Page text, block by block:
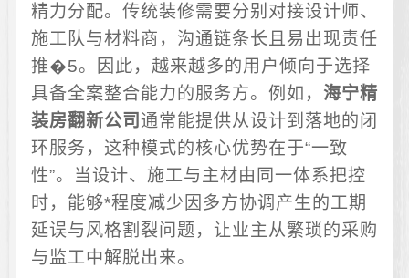
精力分配。传统装修需要分别对接设计师、
施工队与材料商，沟通链条长且易出现责任
推�5。因此，越来越多的用户倾向于选择
具备全案整合能力的服务方。例如， 海宁精
装房翻新公司 通常能提供从设计到落地的闭
环服务，这种模式的核心优势在于“一致
性”。当设计、施工与主材由同一体系把控
时，能够*程度减少因多方协调产生的工期
延误与风格割裂问题，让业主从繁琐的采购
与监工中解脱出来。